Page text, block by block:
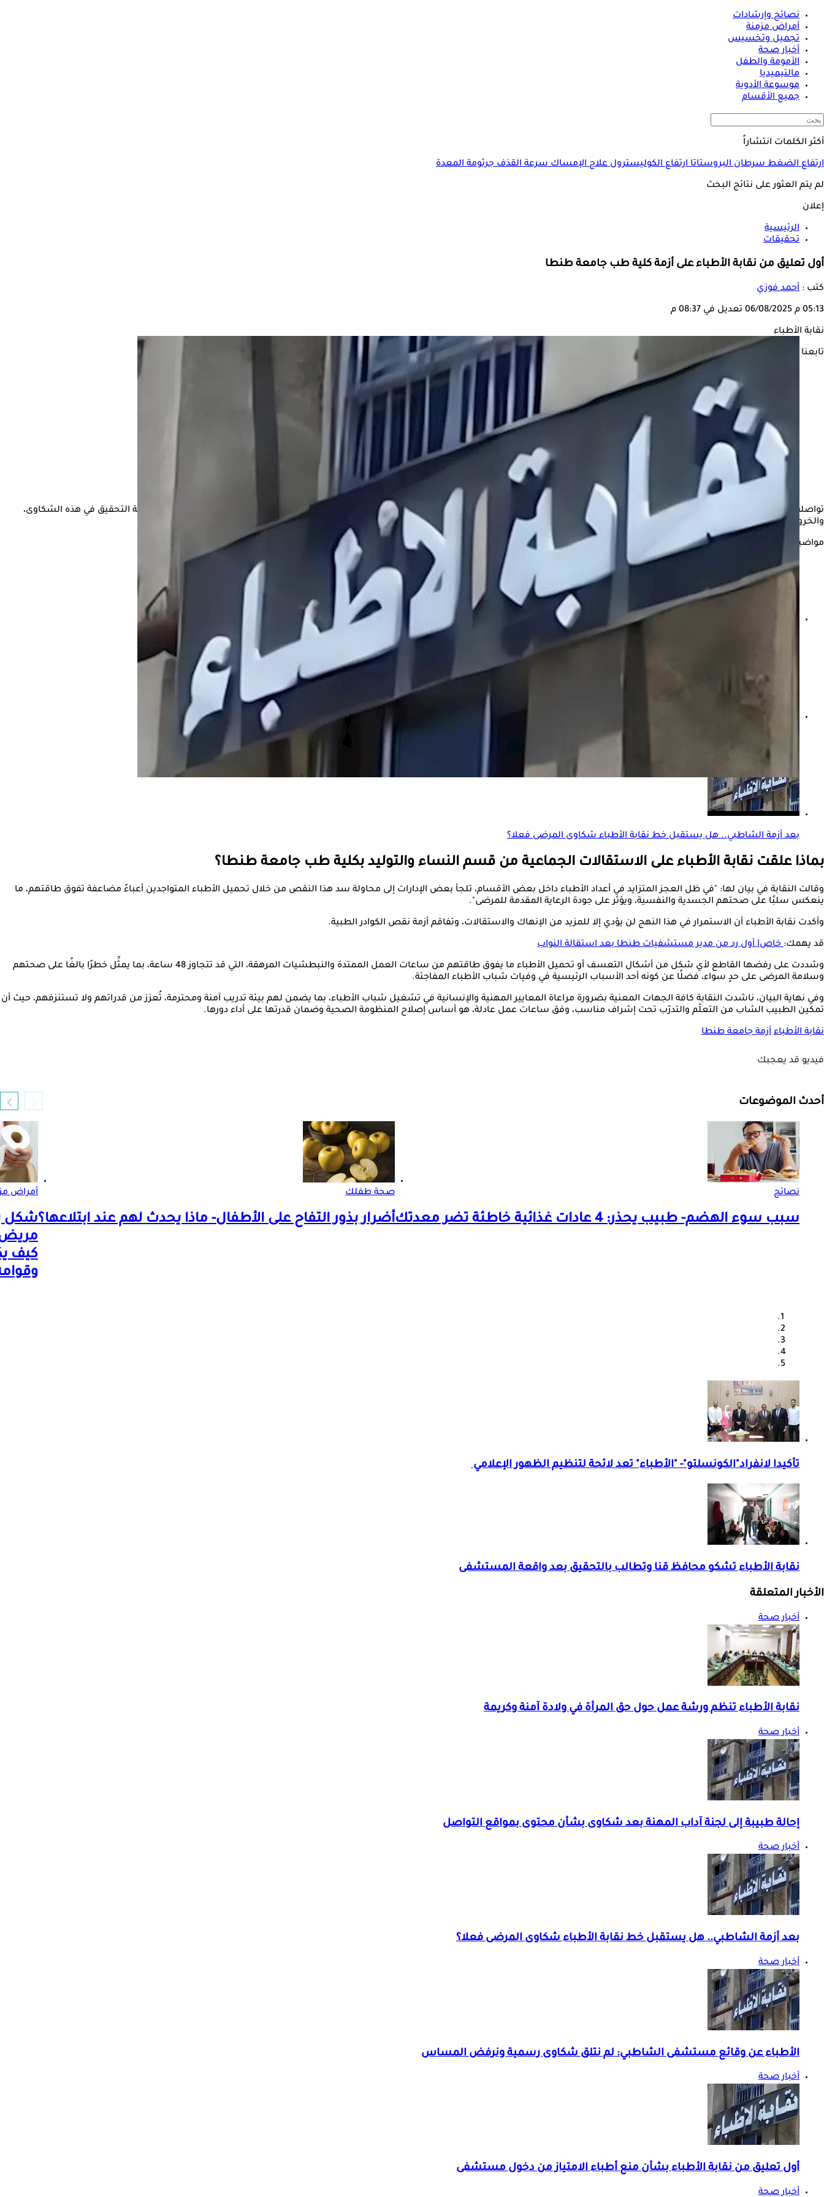
نصائح وإرشادات
أمراض مزمنة
تجميل وتخسيس
أخبار صحة
الأمومة والطفل
مالتيميديا
موسوعة الأدوية
جميع الأقسام
أكثر الكلمات انتشاراً
ارتفاع الضغطسرطان البروستاتاارتفاع الكوليسترولعلاج الإمساكسرعة القذفجرثومة المعدة
لم يتم العثور على نتائج البحث
إعلان
الرئيسية
تحقيقات
أول تعليق من نقابة الأطباء على أزمة كلية طب جامعة طنطا
كتب : أحمد فوزي
05:13 م 06/08/2025 تعديل في 08:37 م
نقابة الأطباء
تابعنا على
تواصلت نقابة الأطباء
بشكل مباشر مع إدارة كلية الطب بجامعة طنطا، للوقوف على تفاصيل ما حدث بشأن الاستقالات الجماعية من قسم النساء والتوليد، ومطالبتها بسرعة التحقيق في هذه الشكاوى،
والخروج بنتائج تحفظ كرامة الأطباء وتوفر بيئة تدريب وتعليم آمنة وعادلة لهم.
مواضيع ذات صلة
نقابة الأطباء تنظم ورشة عمل حول حق المرأة في ولادة آمنة وكريمة
إحالة طبيبة إلى لجنة آداب المهنة بعد شكاوى بشأن محتوى بمواقع التواصل
بعد أزمة الشاطبي.. هل يستقبل خط نقابة الأطباء شكاوى المرضى فعلا؟
بماذا علقت نقابة الأطباء على الاستقالات الجماعية من قسم النساء والتوليد بكلية طب جامعة طنطا؟
وقالت النقابة في بيان لها: "في ظل العجز المتزايد في أعداد الأطباء داخل بعض الأقسام، تلجأ بعض الإدارات إلى محاولة سد هذا النقص من خلال تحميل الأطباء المتواجدين أعباءً مضاعفة تفوق طاقتهم، ما
ينعكس سلبًا على صحتهم الجسدية والنفسية، ويؤثر على جودة الرعاية المقدمة للمرضى".
وأكدت نقابة الأطباء أن الاستمرار في هذا النهج لن يؤدي إلا للمزيد من الإنهاك والاستقالات، وتفاقم أزمة نقص الكوادر الطبية.
قد يهمك:خاص| أول رد من مدير مستشفيات طنطا بعد استقالة النواب
وشددت على رفضها القاطع لأي شكل من أشكال التعسف أو تحميل الأطباء ما يفوق طاقتهم من ساعات العمل الممتدة والنبطشيات المرهقة، التي قد تتجاوز 48 ساعة، بما يمثِّل خطرًا بالغًا على صحتهم
وسلامة المرضى على حدٍ سواء، فضلًا عن كونه أحد الأسباب الرئيسية في وفيات شباب الأطباء المفاجئة.
وفي نهاية البيان، ناشدت النقابة كافة الجهات المعنية بضرورة مراعاة المعايير المهنية والإنسانية في تشغيل شباب الأطباء، بما يضمن لهم بيئة تدريب آمنة ومحترمة، تُعزز من قدراتهم ولا تستنزفهم، حيث أن
تمكين الطبيب الشاب من التعلّم والتدرّب تحت إشراف مناسب، وفق ساعات عمل عادلة، هو أساس إصلاح المنظومة الصحية وضمان قدرتها على أداء دورها.
نقابة الأطباء أزمة جامعة طنطا
فيديو قد يعجبك
أحدث الموضوعات
نصائح
سبب سوء الهضم- طبيب يحذر: 4 عادات غذائية خاطئة تضر معدتك
صحة طفلك
أضرار بذور التفاح على الأطفال- ماذا يحدث لهم عند ابتلاعها؟
أمراض
شكل
مريض
كيف
تأكيدا لانفراد"الكونسلتو"- "الأطباء" تعد لائحة لتنظيم الظهور الإعلامي
نقابة الأطباء تشكو محافظ قنا وتطالب بالتحقيق بعد واقعة المستشفى
الأخبار المتعلقة
أخبار صحة
نقابة الأطباء تنظم ورشة عمل حول حق المرأة في ولادة آمنة وكريمة
أخبار صحة
إحالة طبيبة إلى لجنة آداب المهنة بعد شكاوى بشأن محتوى بمواقع التواصل
أخبار صحة
بعد أزمة الشاطبي.. هل يستقبل خط نقابة الأطباء شكاوى المرضى فعلا؟
أخبار صحة
الأطباء عن وقائع مستشفى الشاطبي: لم نتلق شكاوى رسمية ونرفض المساس
أخبار صحة
أول تعليق من نقابة الأطباء بشأن منع أطباء الامتياز من دخول مستشفى
أخبار صحة